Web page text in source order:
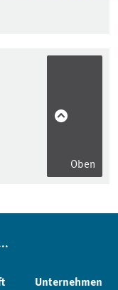
Oben
Unternehmen